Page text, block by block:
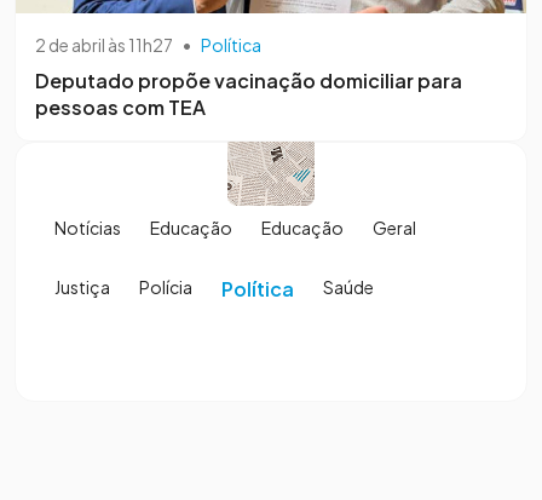
2 de abril às 11h27 • Política
Deputado propõe vacinação domiciliar para
pessoas com TEA
Notícias Educação Educação Geral
Justiça Polícia Política Saúde